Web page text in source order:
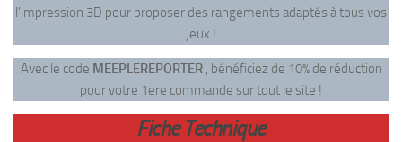
l’impression 3D pour proposer des rangements adaptés à tous vos
jeux !
Avec le code MEEPLEREPORTER, bénéficiez de 10% de réduction
pour votre 1ere commande sur tout le site !
Fiche Technique